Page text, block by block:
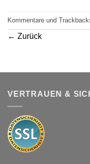
Kommentare und
← Zurück
VERTRAUEN &